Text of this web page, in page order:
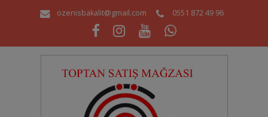
ozenisbakalit@gmail.com 0551 872 49 96